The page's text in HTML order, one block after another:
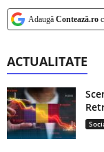
Adaugă Contează.ro
ACTUALITATE